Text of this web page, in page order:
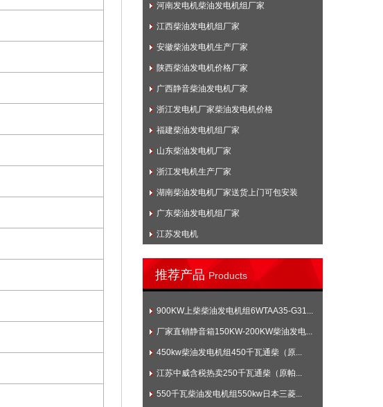
河南发电机柴油发电机组厂家
江西柴油发电机组厂家
安徽柴油发电机生产厂家
陕西柴油发电机价格厂家
广西静音柴油发电机厂家
浙江发电机厂家柴油发电机价格
福建柴油发电机组厂家
山东柴油发电机厂家
浙江发电机生产厂家
湖南柴油发电机厂家送货上门可包安装
广东柴油发电机组厂家
江苏发电机
推荐产品 Products
900KW上柴柴油发电机组6WTAA35-G31...
厂家直销静音箱150KW-200KW柴油发电...
450kw柴油发电机组450千瓦通柴（原...
江苏中威含税热卖250千瓦通柴（原帕...
550千瓦柴油发电机组550kw日本三菱...